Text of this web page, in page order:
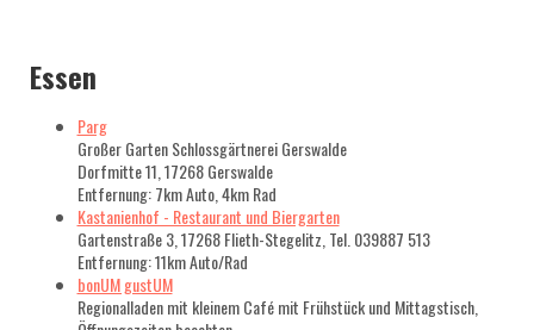
Essen
Parg
Großer Garten Schlossgärtnerei Gerswalde
Dorfmitte 11, 17268 Gerswalde
Entfernung: 7km Auto, 4km Rad
Kastanienhof - Restaurant und Biergarten
Gartenstraße 3, 17268 Flieth-Stegelitz, Tel. 039887 513
Entfernung: 11km Auto/Rad
bonUM gustUM
Regionalladen mit kleinem Café mit Frühstück und Mittagstisch,